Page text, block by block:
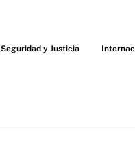
Seguridad y Justicia